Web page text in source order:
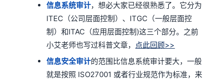
信息系统审计，想必大家已经很熟悉了。它分为
ITEC（公司层面控制）、ITGC（一般层面控
制）和ITAC（应用层面控制)这三个部分。之前
小艾老师也写过科普文章， 点此回顾>>
信息安全审计的范围比信息系统审计要大，一般
就是按照 ISO27001 或者行业规范作为标准，来